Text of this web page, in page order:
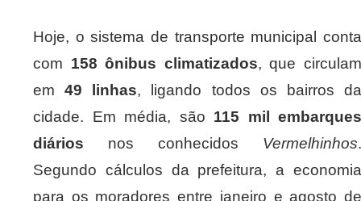
Hoje, o sistema de transporte municipal conta
com 158 ônibus climatizados, que
em49 linhas, ligando todos os bairros
cidade. Em média, são 115 mil embarques
diários nos conhecidos Vermelhinhos.
Segundo cálculos da prefeitura, a economia
para os moradores entre janeiro e agosto de